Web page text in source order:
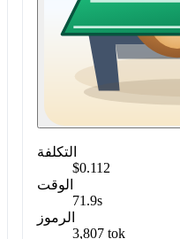
التكلفة
$0.112
الوقت
71.9s
الرموز
3,807 tok